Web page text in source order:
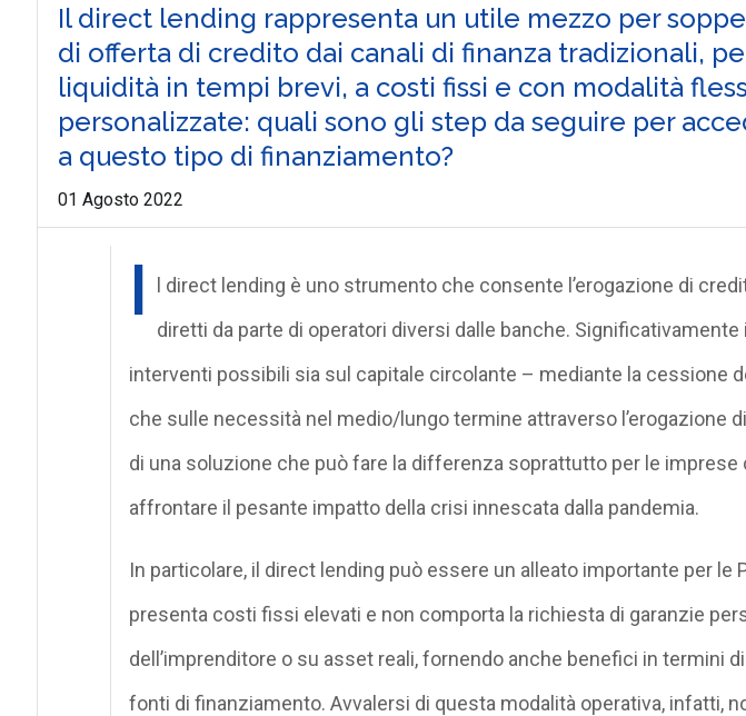
Il direct lending rappresenta un utile mezzo per
di offerta di credito dai canali di finanza tradizionali,
liquidità in tempi brevi, a costi fissi e con modalità
personalizzate: quali sono gli step da seguire per
a questo tipo di finanziamento?
01 Agosto 2022
I
l direct lending è uno strumento che consente l’erogazione di
diretti da parte di operatori diversi dalle banche.
interventi possibili sia sul capitale circolante – mediante la cessione
che sulle necessità nel medio/lungo termine attraverso l’erogazione
di una soluzione che può fare la differenza soprattutto per le imprese
affrontare il pesante impatto della crisi innescata dalla pandemia.
In particolare, il direct lending può essere un alleato importante per le
presenta costi fissi elevati e non comporta la richiesta di garanzie
dell’imprenditore o su asset reali, fornendo anche benefici in termini
fonti di finanziamento. Avvalersi di questa modalità operativa, infatti,